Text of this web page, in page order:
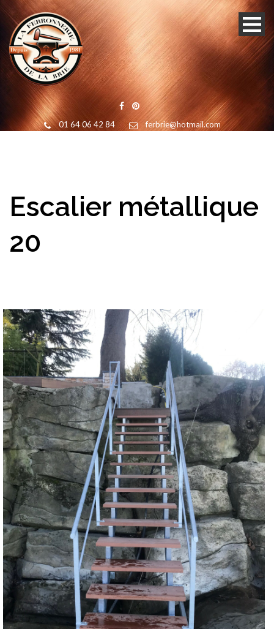
01 64 06 42 84 ferbrie@hotmail.com
Escalier métallique
20